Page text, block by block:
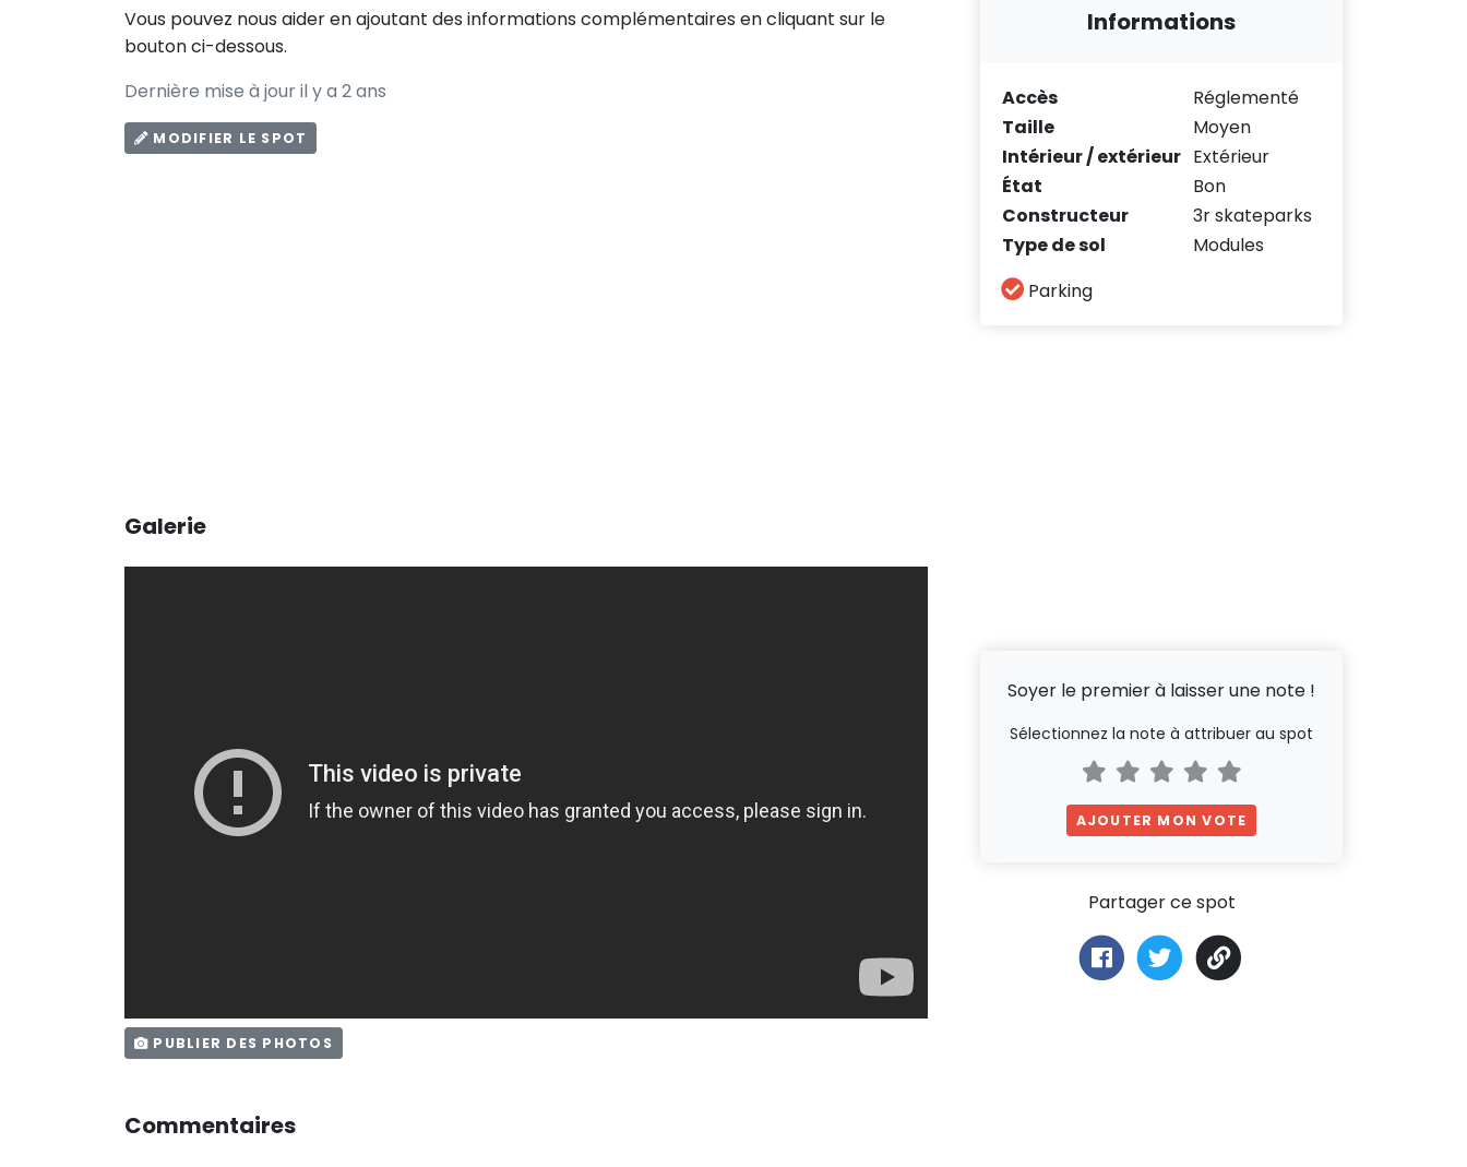
Vous pouvez nous aider en ajoutant des informations complémentaires en cliquant sur le
bouton ci-dessous.
Dernière mise à jour il y a 2 ans
MODIFIER LE SPOT
Galerie
PUBLIER DES PHOTOS
Commentaires
Informations
Accès
Réglementé
Taille
Moyen
Intérieur / extérieur Extérieur
État
Bon
Constructeur
3r skateparks
Type de sol
Modules
Parking
Soyer le premier à laisser une note !
Sélectionnez la note à attribuer au spot
AJOUTER MON VOTE
Partager ce spot